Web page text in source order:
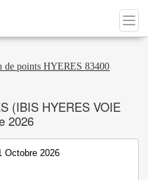
de points HYERES 83400
(IBIS HYERES VOIE
2026
Octobre 2026